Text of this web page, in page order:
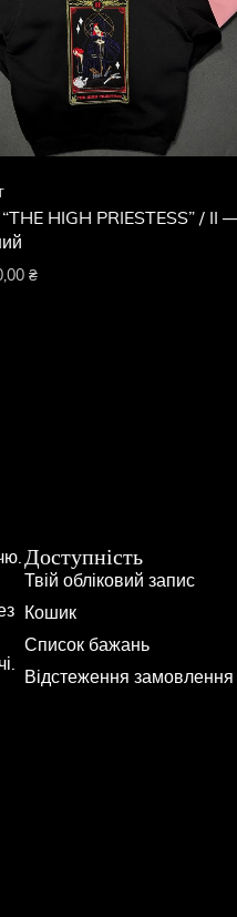
“THE HIGH PRIESTESS” / II
₴
Доступність
Твій обліковий запис
Кошик
Список бажань
Відстеження замовлення